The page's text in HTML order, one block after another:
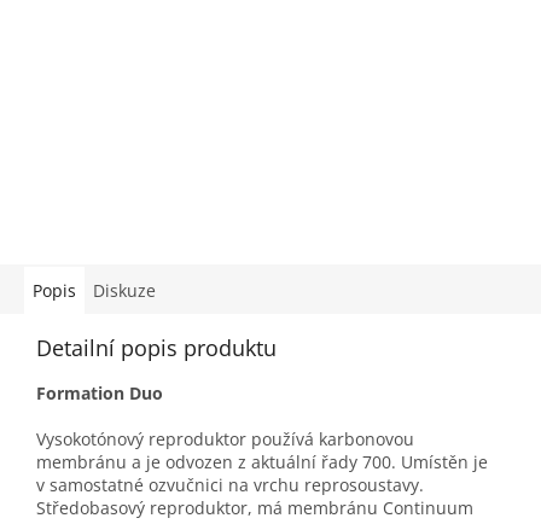
Popis Diskuze
Detailní popis produktu
Formation Duo
Vysokotónový reproduktor používá karbonovou
membránu a je odvozen z aktuální řady 700. Umístěn je
v samostatné ozvučnici na vrchu reprosoustavy.
Středobasový reproduktor, má membránu Continuum